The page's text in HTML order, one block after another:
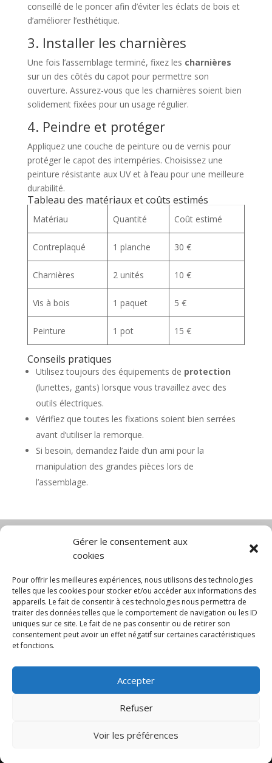
Gérer le consentement aux
cookies
Pour offrir les meilleures expériences, nous utilisons des technologies
telles que les cookies pour stocker et/ou accéder aux informations des
appareils. Le fait de consentir à ces technologies nous permettra de
traiter des données telles que le comportement de navigation ou les ID
uniques sur ce site. Le fait de ne pas consentir ou de retirer son
consentement peut avoir un effet négatif sur certaines caractéristiques
et fonctions.
Accepter
Refuser
Voir les préférences
conseillé de le poncer afin d’éviter les éclats de bois et
d’améliorer l’esthétique.
3. Installer les charnières
Une fois l’assemblage terminé, fixez les charnières
sur un des côtés du capot pour permettre son
ouverture. Assurez-vous que les charnières soient bien
solidement fixées pour un usage régulier.
4. Peindre et protéger
Appliquez une couche de peinture ou de vernis pour
protéger le capot des intempéries. Choisissez une
peinture résistante aux UV et à l’eau pour une meilleure
durabilité.
Tableau des matériaux et coûts estimés
Matériau Quantité Coût estimé
Contreplaqué 1 planche 30 €
Charnières 2 unités 10 €
Vis à bois 1 paquet 5 €
Peinture 1 pot 15 €
Conseils pratiques
Utilisez toujours des équipements de protection
(lunettes, gants) lorsque vous travaillez avec des
outils électriques.
Vérifiez que toutes les fixations soient bien serrées
avant d’utiliser la remorque.
Si besoin, demandez l’aide d’un ami pour la
manipulation des grandes pièces lors de
l’assemblage.
Diable électrique
Chariot manutention
CGV
Mentions légales
Politique de confidentialité et protection des
données
Paiement sécurisé
Gérer mes cookies
© 2025 MNG SORARE. Tous droits réservés. Prix
affichés en euros et hors TVA. Site dédié aux